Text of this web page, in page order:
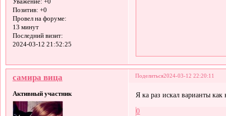
Уважение: +0
Позитив: +0
Провел на форуме:
13 минут
Последний визит:
2024-03-12 21:52:25
Поделиться2024-03-12 22:20:11
самира вица
Активный участник Я ка раз искал варианты
0